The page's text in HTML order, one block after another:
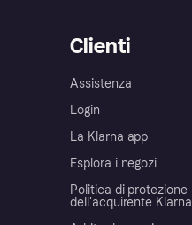
Clienti
Assistenza
Login
La Klarna app
Esplora i negozi
Politica di protezione
dell'acquirente Klarna